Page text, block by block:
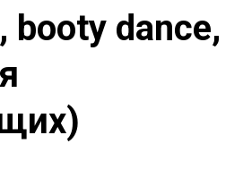
booty dance,